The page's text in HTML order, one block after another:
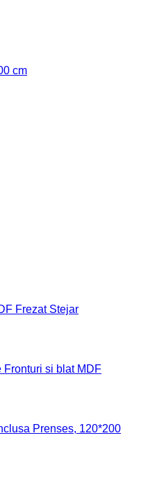
cm
Frezat Stejar
Fronturi si blat MDF
Prenses, 120*200